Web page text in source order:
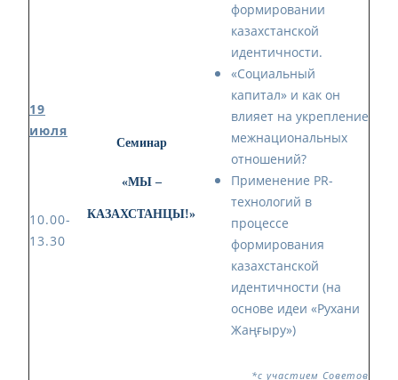
19
июля
10.00-
13.30
Семинар
«МЫ –
КАЗАХСТАНЦЫ!»
формировании
казахстанской
идентичности.
«Социальный
капитал» и как он
влияет на укрепление
межнациональных
отношений?
Применение PR-
технологий в
процессе
формирования
казахстанской
идентичности (на
основе идеи «Рухани
Жаңғыру»)
*с участием Советов